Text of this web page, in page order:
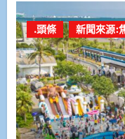
.頭條 新聞來源: